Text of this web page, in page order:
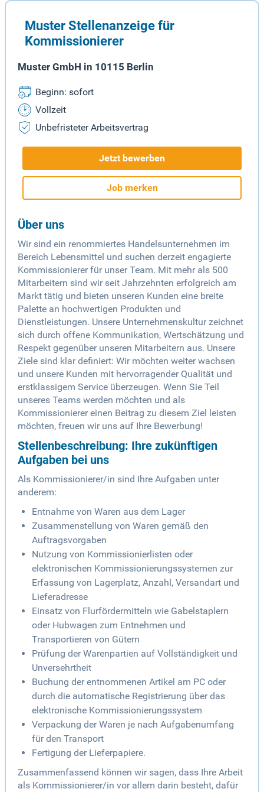
Muster Stellenanzeige für
Kommissionierer
Muster GmbH in 10115 Berlin
Beginn: sofort
Vollzeit
Unbefristeter Arbeitsvertrag
Jetzt bewerben
Job merken
Über uns
Wir sind ein renommiertes Handelsunternehmen im
Bereich Lebensmittel und suchen derzeit engagierte
Kommissionierer für unser Team. Mit mehr als 500
Mitarbeitern sind wir seit Jahrzehnten erfolgreich am
Markt tätig und bieten unseren Kunden eine breite
Palette an hochwertigen Produkten und
Dienstleistungen. Unsere Unternehmenskultur zeichnet
sich durch offene Kommunikation, Wertschätzung und
Respekt gegenüber unseren Mitarbeitern aus. Unsere
Ziele sind klar definiert: Wir möchten weiter wachsen
und unsere Kunden mit hervorragender Qualität und
erstklassigem Service überzeugen. Wenn Sie Teil
unseres Teams werden möchten und als
Kommissionierer einen Beitrag zu diesem Ziel leisten
möchten, freuen wir uns auf Ihre Bewerbung!
Stellenbeschreibung: Ihre zukünftigen
Aufgaben bei uns
Als Kommissionierer/in sind Ihre Aufgaben unter
anderem:
Entnahme von Waren aus dem Lager
Zusammenstellung von Waren gemäß den
Auftragsvorgaben
Nutzung von Kommissionierlisten oder
elektronischen Kommissionierungssystemen zur
Erfassung von Lagerplatz, Anzahl, Versandart und
Lieferadresse
Einsatz von Flurfördermitteln wie Gabelstaplern
oder Hubwagen zum Entnehmen und
Transportieren von Gütern
Prüfung der Warenpartien auf Vollständigkeit und
Unversehrtheit
Buchung der entnommenen Artikel am PC oder
durch die automatische Registrierung über das
elektronische Kommissionierungssystem
Verpackung der Waren je nach Aufgabenumfang
für den Transport
Fertigung der Lieferpapiere.
Zusammenfassend können wir sagen, dass Ihre Arbeit
als Kommissionierer/in vor allem darin besteht, dafür